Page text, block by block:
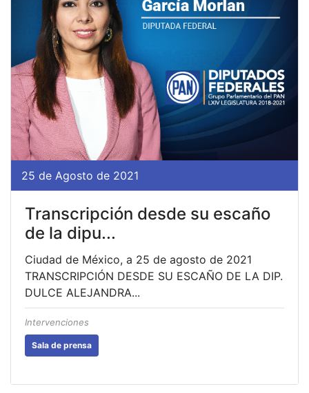
25 de Agosto de 2021
Transcripción desde su escaño
de la dipu...
Ciudad de México, a 25 de agosto de 2021
TRANSCRIPCIÓN DESDE SU ESCAÑO DE LA DIP.
DULCE ALEJANDRA...
Intervenciones
Sala de prensa